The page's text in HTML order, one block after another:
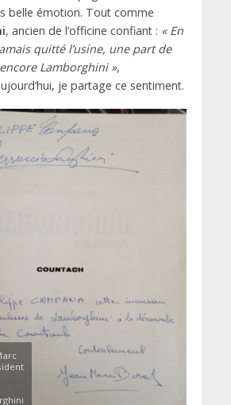
belle émotion. Tout comme
, ancien de l’officine confiant : « En
quitté l’usine, une part de
Lamborghini »,
je partage ce sentiment.